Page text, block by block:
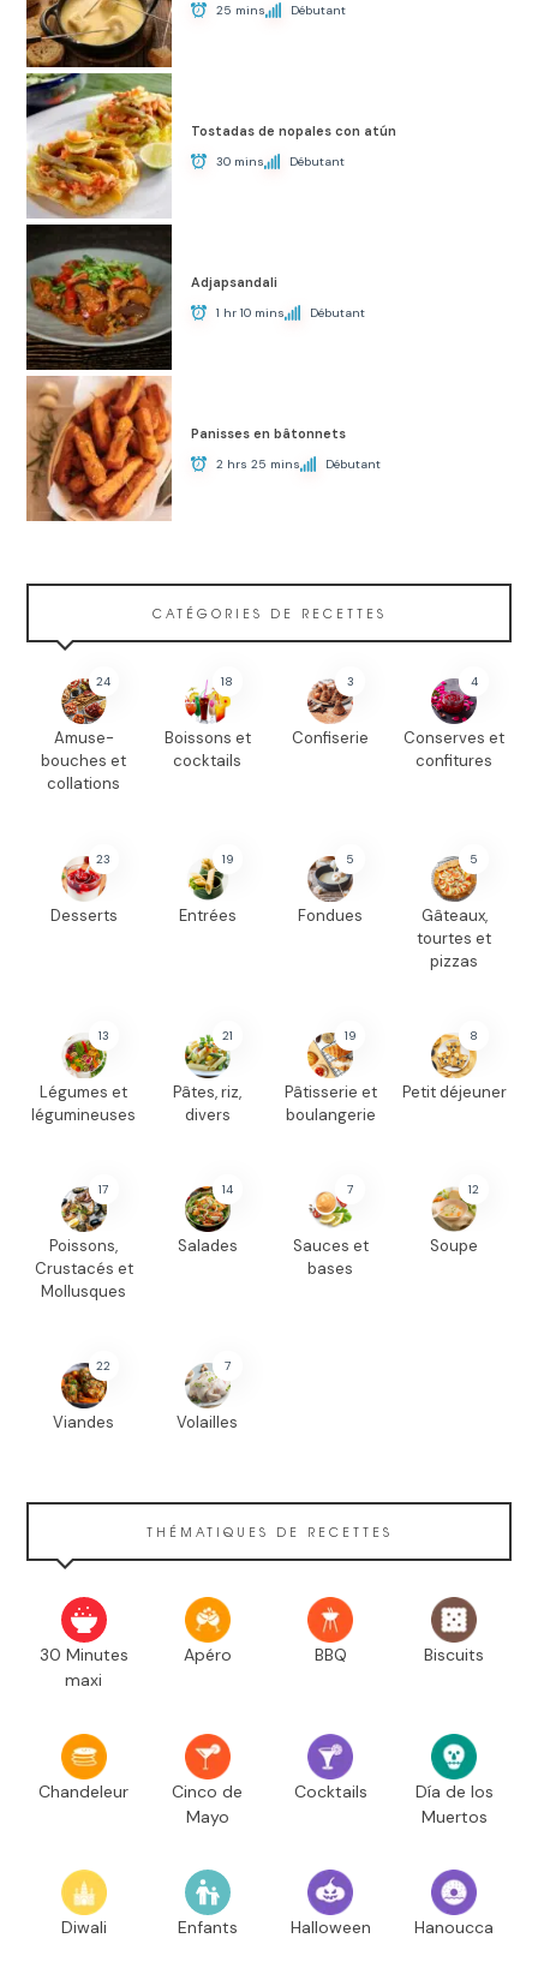
25 mins Débutant
Tostadas de nopales con atún
30 mins Débutant
Adjapsandali
1 hr 10 mins Débutant
Panisses en bâtonnets
2 hrs 25 mins Débutant
CATÉGORIES DE RECETTES
24
Amuse-
bouches et
collations
18
Boissons et
cocktails
3
Confiserie
4
Conserves et
confitures
23
Desserts
19
Entrées
5
Fondues
5
Gâteaux,
tourtes et
pizzas
13
Légumes et
légumineuses
21
Pâtes, riz,
divers
19
Pâtisserie et
boulangerie
8
Petit déjeuner
17
Poissons,
Crustacés et
Mollusques
14
Salades
7
Sauces et
bases
12
Soupe
22
Viandes
7
Volailles
THÉMATIQUES DE RECETTES
30 Minutes
maxi
Apéro BBQ Biscuits
Chandeleur
Cinco de
Mayo
Cocktails
Día de los
Muertos
Diwali Enfants Halloween Hanoucca